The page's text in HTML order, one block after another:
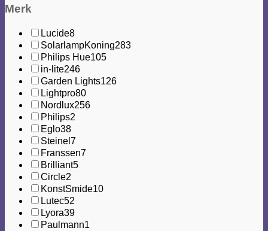
Merk
Lucide8
SolarlampKoning283
Philips Hue105
in-lite246
Garden Lights126
Lightpro80
Nordlux256
Philips2
Eglo38
Steinel 7
Franssen7
Brilliant5
Circle2
KonstSmide10
Lutec52
Lyora39
Paulmann1